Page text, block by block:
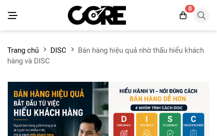
0
Trang chủ DISC
Bán hàng hiệu quả nhờ thấu hiểu khách
hàng và DISC